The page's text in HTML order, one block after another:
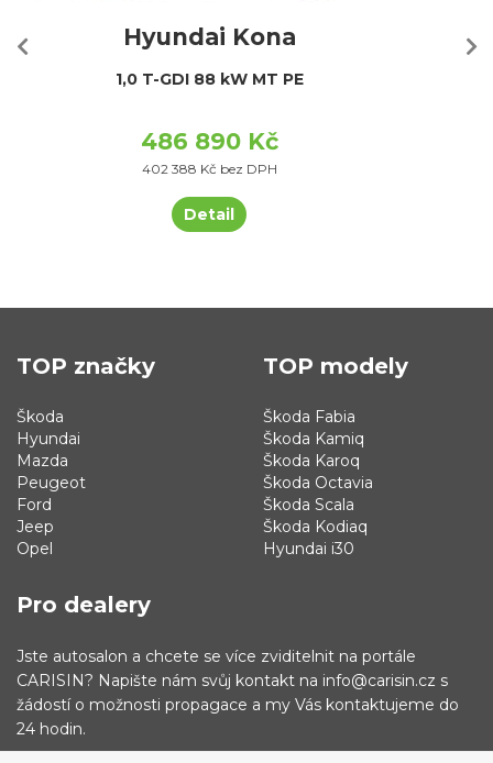
Hyundai Kona
1,0 T-GDI 88 kW MT PE
486 890 Kč
402 388 Kč bez DPH
Detail
TOP značky
Škoda
Hyundai
Mazda
Peugeot
Ford
Jeep
Opel
TOP modely
Škoda Fabia
Škoda Kamiq
Škoda Karoq
Škoda Octavia
Škoda Scala
Škoda Kodiaq
Hyundai i30
Pro dealery
Jste autosalon a chcete se více zviditelnit na portále
CARISIN? Napište nám svůj kontakt na info@carisin.cz s
žádostí o možnosti propagace a my Vás kontaktujeme do
24 hodin.